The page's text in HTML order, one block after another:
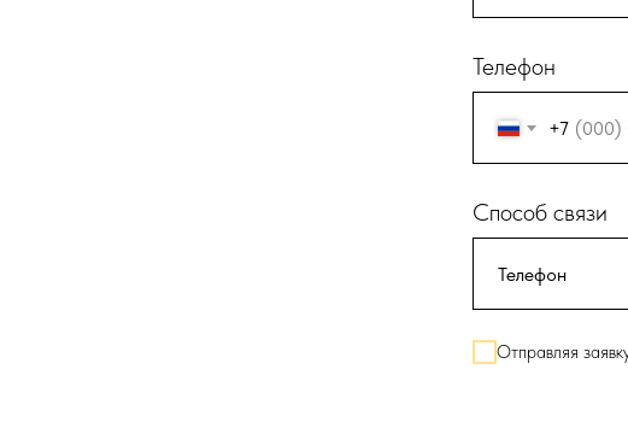
Телефон
+7
Способ связи
Отправляя